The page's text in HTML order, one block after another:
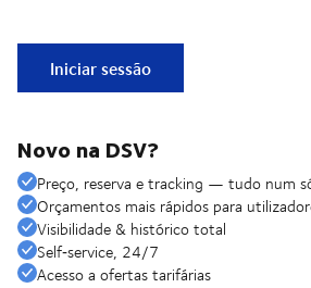
Iniciar sessão
Novo na DSV?
Preço, reserva e tracking — tudo num
Orçamentos mais rápidos para
Visibilidade & histórico total
Self‑service, 24/7
Acesso a ofertas tarifárias